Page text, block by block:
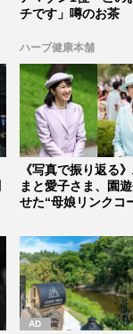
チです」噂のお茶
ハーブ健康本舗
《写真で振り返る
まと愛子さま、園
せた“母娘リンクコ